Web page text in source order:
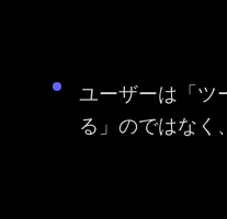
ユーザーは「ツ
る」のではなく